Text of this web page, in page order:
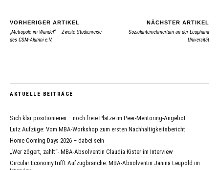
VORHERIGER ARTIKEL
„Metropole im Wandel“ – Zweite Studienreise
des CSM-Alumni e.V.
NÄCHSTER ARTIKEL
Sozialunternehmertum an der Leuphana
Universität
AKTUELLE BEITRÄGE
Sich klar positionieren – noch freie Plätze im Peer-Mentoring-Angebot
Lutz Aufzüge: Vom MBA-Workshop zum ersten Nachhaltigkeitsbericht
Home Coming Days 2026 – dabei sein
„Wer zögert, zahlt“- MBA-Absolventin Claudia Kister im Interview
Circular Economy trifft Aufzugbranche: MBA-Absolventin Janina Leupold im